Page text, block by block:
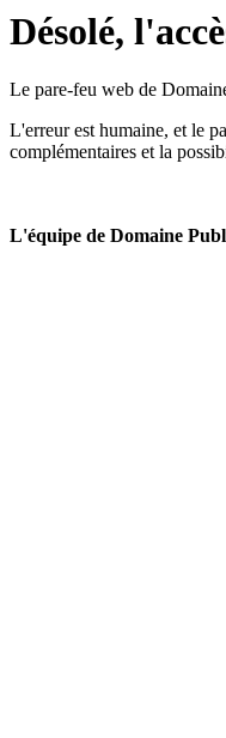
Désolé,
Le pare-feu web de
L'erreur est humaine, et le
complémentaires et la
L'équipe de Domaine